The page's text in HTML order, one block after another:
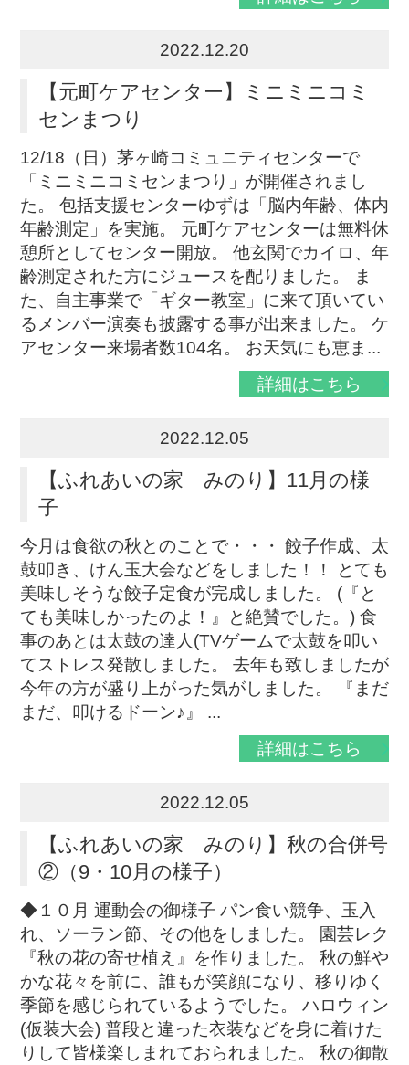
2022.12.20
【元町ケアセンター】ミニミニコミ
センまつり
12/18（日）茅ヶ崎コミュニティセンターで
「ミニミニコミセンまつり」が開催されまし
た。 包括支援センターゆずは「脳内年齢、体内
年齢測定」を実施。 元町ケアセンターは無料休
憩所としてセンター開放。 他玄関でカイロ、年
齢測定された方にジュースを配りました。 ま
た、自主事業で「ギター教室」に来て頂いてい
るメンバー演奏も披露する事が出来ました。 ケ
アセンター来場者数104名。 お天気にも恵ま...
詳細はこちら
2022.12.05
【ふれあいの家 みのり】11月の様
子
今月は食欲の秋とのことで・・・ 餃子作成、太
鼓叩き、けん玉大会などをしました！！ とても
美味しそうな餃子定食が完成しました。 (『と
ても美味しかったのよ！』と絶賛でした。) 食
事のあとは太鼓の達人(TVゲームで太鼓を叩い
てストレス発散しました。 去年も致しましたが
今年の方が盛り上がった気がしました。 『まだ
まだ、叩けるドーン♪』 ...
詳細はこちら
2022.12.05
【ふれあいの家 みのり】秋の合併号
②（9・10月の様子）
◆１０月 運動会の御様子 パン食い競争、玉入
れ、ソーラン節、その他をしました。 園芸レク
『秋の花の寄せ植え』を作りました。 秋の鮮や
かな花々を前に、誰もが笑顔になり、移りゆく
季節を感じられているようでした。 ハロウィン
(仮装大会) 普段と違った衣装などを身に着けた
りして皆様楽しまれておられました。 秋の御散